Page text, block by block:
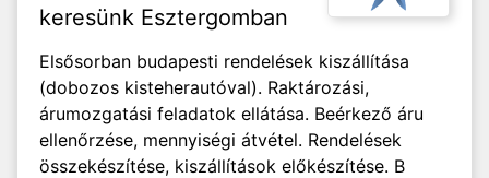
keresünk Esztergomban
Elsősorban budapesti rendelések kiszállítása
(dobozos kisteherautóval). Raktározási,
árumozgatási feladatok ellátása. Beérkező áru
ellenőrzése, mennyiségi átvétel. Rendelések
összekészítése, kiszállítások előkészítése. B